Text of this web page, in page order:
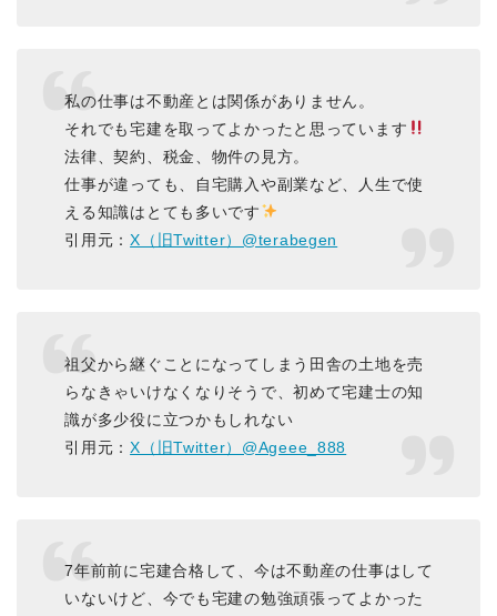
私の仕事は不動産とは関係がありません。
それでも宅建を取ってよかったと思っています
法律、契約、税金、物件の見方。
仕事が違っても、自宅購入や副業など、人生で使
える知識はとても多いです
引用元：X（旧Twitter）@terabegen
祖父から継ぐことになってしまう田舎の土地を売
らなきゃいけなくなりそうで、初めて宅建士の知
識が多少役に立つかもしれない
引用元：X（旧Twitter）@Ageee_888
7年前前に宅建合格して、今は不動産の仕事はして
いないけど、今でも宅建の勉強頑張ってよかった